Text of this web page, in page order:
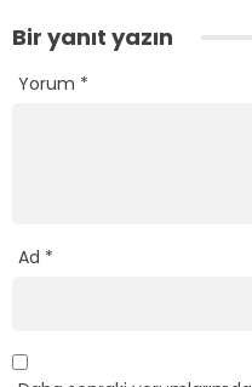
Bir yanıt yazın
Yorum *
Ad *